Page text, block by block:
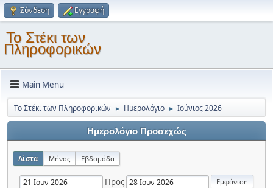
Σύνδεση Εγγραφή
Το Στέκι των
Πληροφορικών
Main Menu
Το Στέκι των Πληροφορικών ► Ημερολόγιο ► Ιούνιος 2026
Ημερολόγιο Προσεχώς
Λίστα Μήνας Εβδομάδα
Προς